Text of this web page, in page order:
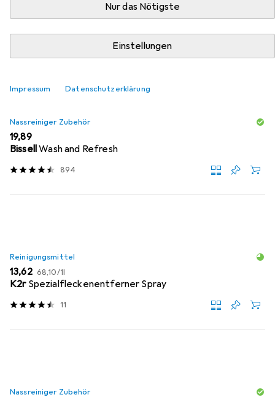
Nur das Nötigste
Einstellungen
Impressum Datenschutzerklärung
Nassreiniger Zubehör Reinigungsmittel
Nassreiniger Zubehör
EUR
19,89
BissellWash and Refresh
894
Reinigungsmittel
EUR
13,62 EUR
68,10/1l
K2r Spezialfleckenentferner Spray
11
Nassreiniger Zubehör